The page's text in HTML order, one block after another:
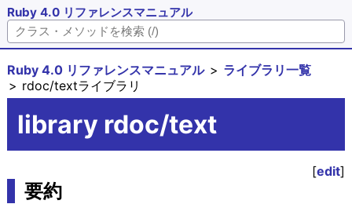
Ruby 4.0 リファレンスマニュアル
Ruby 4.0 リファレンスマニュアル
ライブラリ一覧
rdoc/textライブラリ
library rdoc/text
[edit]
要約